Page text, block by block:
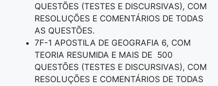
QUESTÕES (TESTES E DISCURSIVAS), COM
RESOLUÇÕES E COMENTÁRIOS DE TODAS
AS QUESTÕES.
7F-1 APOSTILA DE GEOGRAFIA 6, COM
TEORIA RESUMIDA E MAIS DE 500
QUESTÕES (TESTES E DISCURSIVAS), COM
RESOLUÇÕES E COMENTÁRIOS DE TODAS